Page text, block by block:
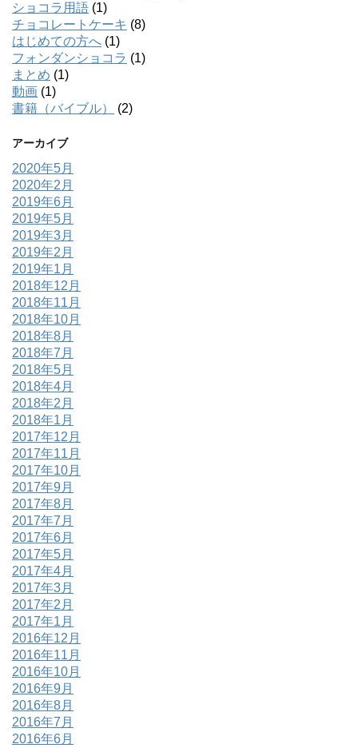
ショコラ用語 (1)
チョコレートケーキ (8)
はじめての方へ (1)
フォンダンショコラ (1)
まとめ (1)
動画 (1)
書籍（バイブル）
(2)
アーカイブ
2020年5月
2020年2月
2019年6月
2019年5月
2019年3月
2019年2月
2019年1月
2018年12月
2018年11月
2018年10月
2018年8月
2018年7月
2018年5月
2018年4月
2018年2月
2018年1月
2017年12月
2017年11月
2017年10月
2017年9月
2017年8月
2017年7月
2017年6月
2017年5月
2017年4月
2017年3月
2017年2月
2017年1月
2016年12月
2016年11月
2016年10月
2016年9月
2016年8月
2016年7月
2016年6月